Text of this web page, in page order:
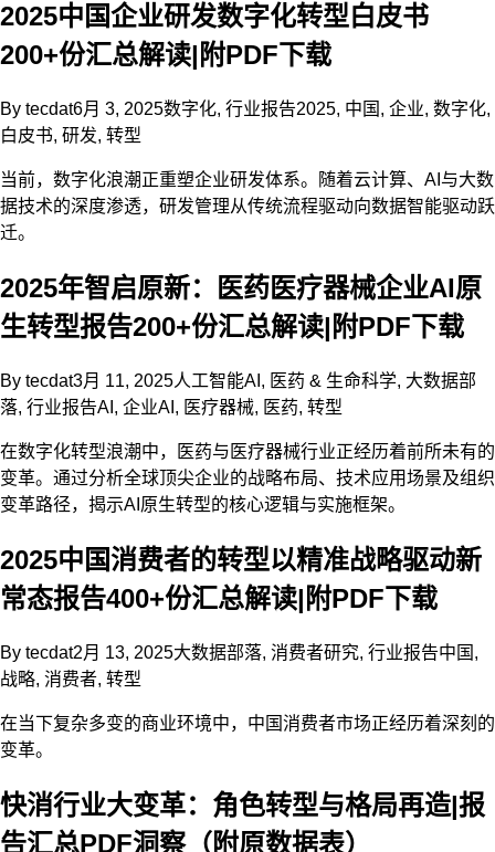
2025中国企业研发数字化转型白皮书
200+份汇总解读|附PDF下载
By tecdat6月 3, 2025数字化, 行业报告2025, 中国 , 企业, 数字化,
白皮书, 研发, 转型
当前，数字化浪潮正重塑企业研发体系。随着云计算、AI与大数
据技术的深度渗透，研发管理从传统流程驱动向数据智能驱动跃
迁。
2025年智启原新：医药医疗器械企业AI原
生转型报告200+份汇总解读|附PDF下载
By tecdat3月 11, 2025人工智能AI , 医药 & 生命科学, 大数据部
落, 行业报告AI , 企业AI , 医疗器械, 医药, 转型
在数字化转型浪潮中，医药与医疗器械行业正经历着前所未有的
变革。通过分析全球顶尖企业的战略布局、技术应用场景及组织
变革路径，揭示AI原生转型的核心逻辑与实施框架。
2025中国消费者的转型以精准战略驱动新
常态报告400+份汇总解读|附PDF下载
By tecdat2月 13, 2025大数据部落, 消费者研究, 行业报告中国 ,
战略, 消费者, 转型
在当下复杂多变的商业环境中，中国消费者市场正经历着深刻的
变革。
快消行业大变革：角色转型与格局再造|报
告汇总PDF洞察（附原数据表）